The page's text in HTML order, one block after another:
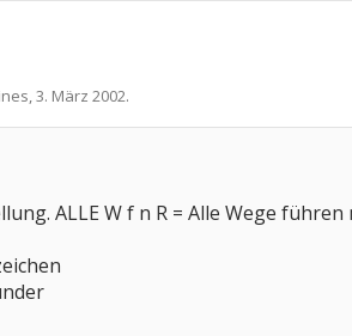
ines,3. März 2002.
ALLE W f n R = Alle Wege führen